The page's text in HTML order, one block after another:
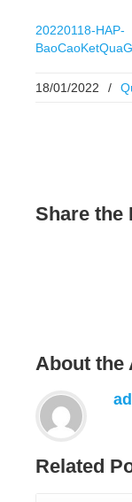
20220118-HAP-
18/01/2022 /
Share the
About the
Related